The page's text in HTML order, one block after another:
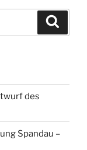
des
Spandau –